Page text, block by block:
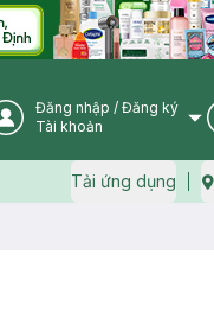
User Icon
Đăng nhập / Đăng ký
Tài khoản
Tải ứng dụng